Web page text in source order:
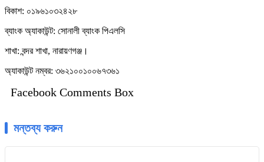
বিকাশ: ০১৯৬১০৩২৪২৮
ব্যাংক অ্যাকাউন্ট: সোনালী ব্যাংক পিএলসি
শাখা: বন্দর শাখা, নারায়ণগঞ্জ।
অ্যাকাউন্ট নম্বর: ৩৬২১০০১০০৬৭৩৬১
Facebook Comments Box
মন্তব্য করুন